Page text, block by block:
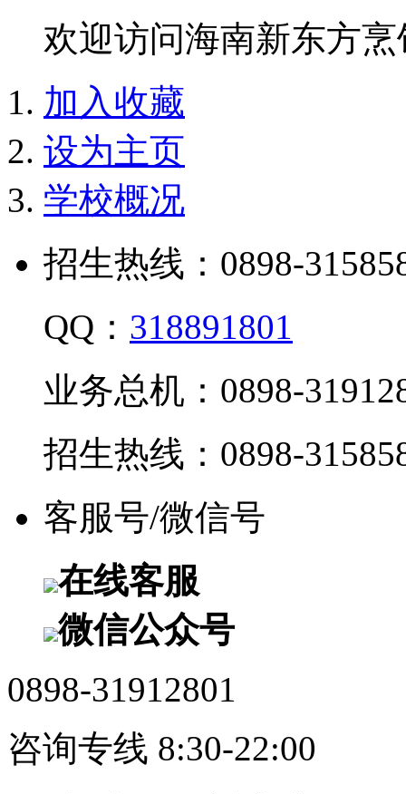
欢迎访问海南新东方
加入收藏
设为主页
学校概况
招生热线：0898-
QQ： 318891801
业务总机：0898-
招生热线：0898-
客服号/微信号
在线客服
微信公众号
0898-31912801
咨询专线 8:30-22:00